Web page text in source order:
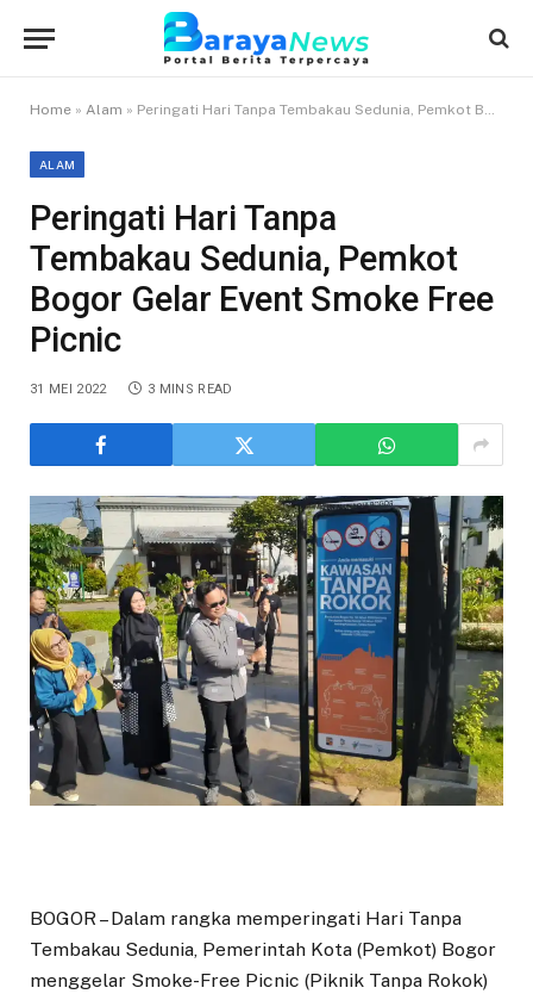
Home » Alam » Peringati Hari Tanpa Tembakau Sedunia, Pemkot Bogor Gelar Event Smoke Free Picnic
ALAM
Peringati Hari Tanpa
Tembakau Sedunia, Pemkot
Bogor Gelar Event Smoke Free
Picnic
31 MEI 2022 3 MINS READ
BOGOR – Dalam rangka memperingati Hari Tanpa
Tembakau Sedunia, Pemerintah Kota (Pemkot) Bogor
menggelar Smoke-Free Picnic (Piknik Tanpa Rokok)